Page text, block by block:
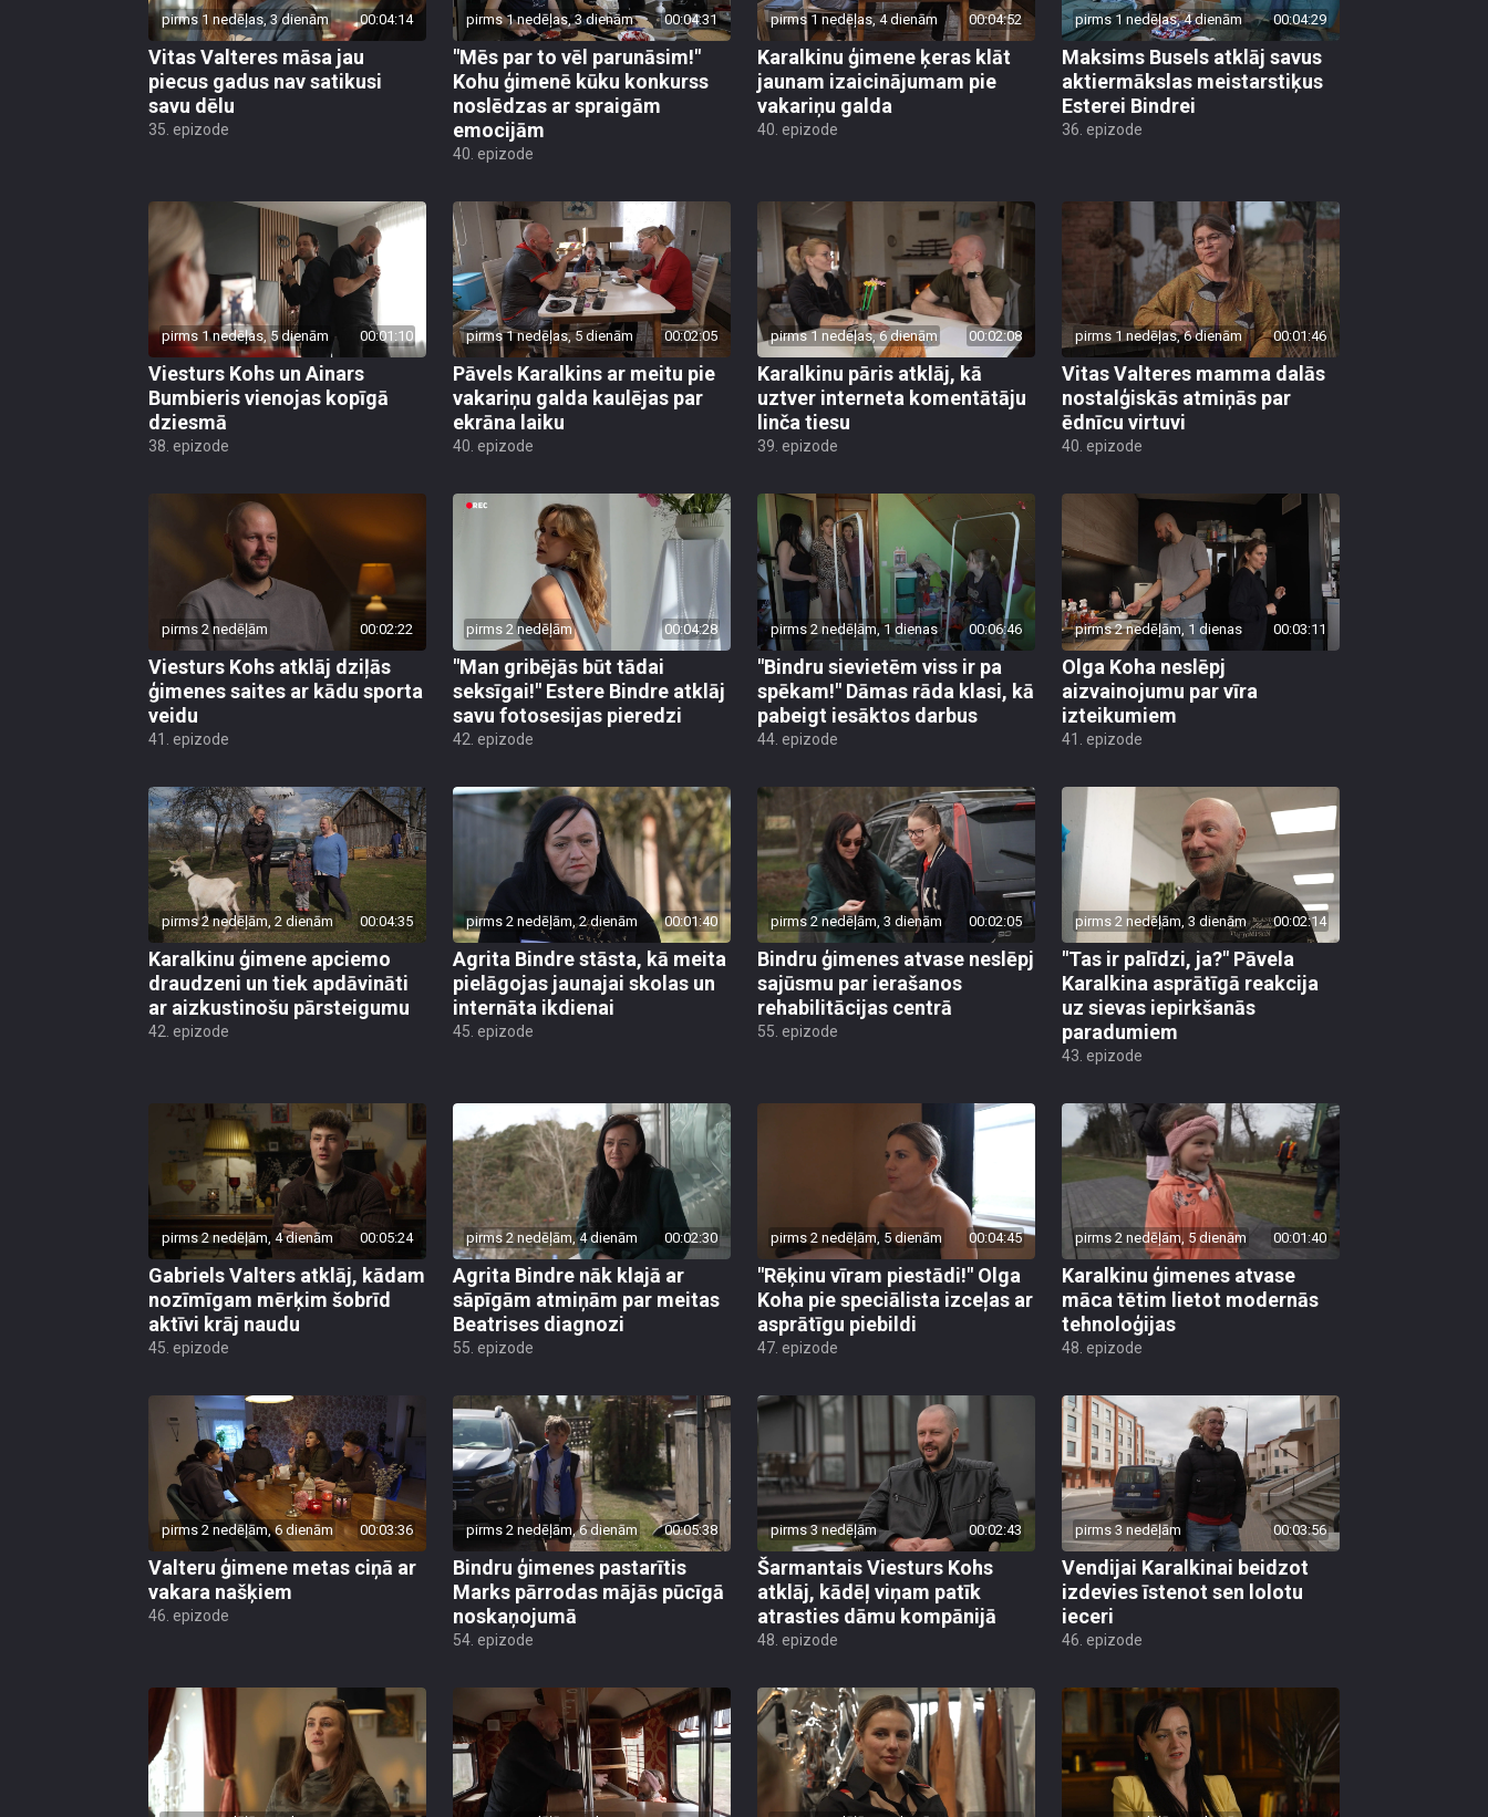
pirms 1 nedēļas, 3 dienām 00:04:14
Vitas Valteres māsa jau
piecus gadus nav satikusi
savu dēlu
35. epizode
pirms 1 nedēļas, 3 dienām 00:04:31
"Mēs par to vēl parunāsim!"
Kohu ģimenē kūku konkurss
noslēdzas ar spraigām
emocijām
40. epizode
pirms 1 nedēļas, 4 dienām 00:04:52
Karalkinu ģimene ķeras klāt
jaunam izaicinājumam pie
vakariņu galda
40. epizode
pirms 1 nedēļas, 4 dienām 00:04:29
Maksims Busels atklāj savus
aktiermākslas meistarstiķus
Esterei Bindrei
36. epizode
pirms 1 nedēļas, 5 dienām 00:01:10
Viesturs Kohs un Ainars
Bumbieris vienojas kopīgā
dziesmā
38. epizode
pirms 1 nedēļas, 5 dienām 00:02:05
Pāvels Karalkins ar meitu pie
vakariņu galda kaulējas par
ekrāna laiku
40. epizode
pirms 1 nedēļas, 6 dienām 00:02:08
Karalkinu pāris atklāj, kā
uztver interneta komentātāju
linča tiesu
39. epizode
pirms 1 nedēļas, 6 dienām 00:01:46
Vitas Valteres mamma dalās
nostalģiskās atmiņās par
ēdnīcu virtuvi
40. epizode
pirms 2 nedēļām 00:02:22
Viesturs Kohs atklāj dziļās
ģimenes saites ar kādu sporta
veidu
41. epizode
pirms 2 nedēļām 00:04:28
"Man gribējās būt tādai
seksīgai!" Estere Bindre atklāj
savu fotosesijas pieredzi
42. epizode
pirms 2 nedēļām, 1 dienas 00:06:46
"Bindru sievietēm viss ir pa
spēkam!" Dāmas rāda klasi, kā
pabeigt iesāktos darbus
44. epizode
pirms 2 nedēļām, 1 dienas 00:03:11
Olga Koha neslēpj
aizvainojumu par vīra
izteikumiem
41. epizode
pirms 2 nedēļām, 2 dienām 00:04:35
Karalkinu ģimene apciemo
draudzeni un tiek apdāvināti
ar aizkustinošu pārsteigumu
42. epizode
pirms 2 nedēļām, 2 dienām 00:01:40
Agrita Bindre stāsta, kā meita
pielāgojas jaunajai skolas un
internāta ikdienai
45. epizode
pirms 2 nedēļām, 3 dienām 00:02:05
Bindru ģimenes atvase neslēpj
sajūsmu par ierašanos
rehabilitācijas centrā
55. epizode
pirms 2 nedēļām, 3 dienām 00:02:14
"Tas ir palīdzi, ja?" Pāvela
Karalkina asprātīgā reakcija
uz sievas iepirkšanās
paradumiem
43. epizode
pirms 2 nedēļām, 4 dienām 00:05:24
Gabriels Valters atklāj, kādam
nozīmīgam mērķim šobrīd
aktīvi krāj naudu
45. epizode
pirms 2 nedēļām, 4 dienām 00:02:30
Agrita Bindre nāk klajā ar
sāpīgām atmiņām par meitas
Beatrises diagnozi
55. epizode
pirms 2 nedēļām, 5 dienām 00:04:45
"Rēķinu vīram piestādi!" Olga
Koha pie speciālista izceļas ar
asprātīgu piebildi
47. epizode
pirms 2 nedēļām, 5 dienām 00:01:40
Karalkinu ģimenes atvase
māca tētim lietot modernās
tehnoloģijas
48. epizode
pirms 2 nedēļām, 6 dienām 00:03:36
Valteru ģimene metas ciņā ar
vakara našķiem
46. epizode
pirms 2 nedēļām, 6 dienām 00:05:38
Bindru ģimenes pastarītis
Marks pārrodas mājās pūcīgā
noskaņojumā
54. epizode
pirms 3 nedēļām 00:02:43
Šarmantais Viesturs Kohs
atklāj, kādēļ viņam patīk
atrasties dāmu kompānijā
48. epizode
pirms 3 nedēļām 00:03:56
Vendijai Karalkinai beidzot
izdevies īstenot sen lolotu
ieceri
46. epizode